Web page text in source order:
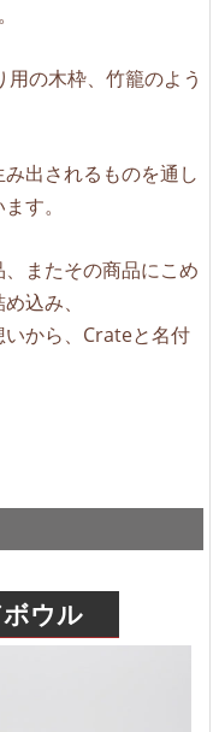
の木枠、竹籠のよう
出されるものを通し
す。
またその商品にこめ
込み、
から、Crateと名付
ウル